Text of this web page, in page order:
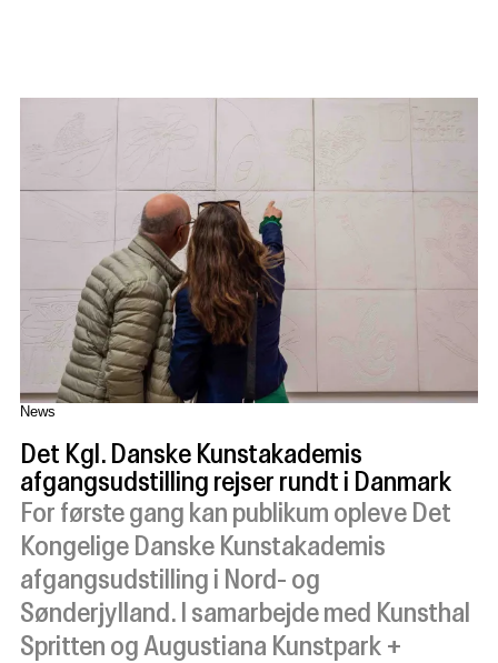
News
Det Kgl. Danske Kunstakademis
afgangsudstilling rejser rundt i Danmark
For første gang kan publikum opleve Det
Kongelige Danske Kunstakademis
afgangsudstilling i Nord- og
Sønderjylland. I samarbejde med Kunsthal
Spritten og Augustiana Kunstpark +